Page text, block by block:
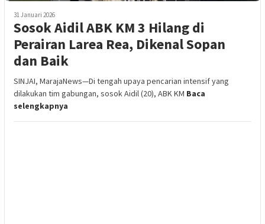
31 Januari 2026
Sosok Aidil ABK KM 3 Hilang di
Perairan Larea Rea, Dikenal Sopan
dan Baik
SINJAI, MarajaNews—Di tengah upaya pencarian intensif yang
dilakukan tim gabungan, sosok Aidil (20), ABK KM Baca
selengkapnya